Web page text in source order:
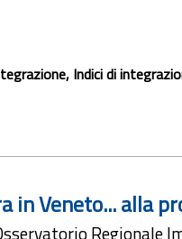
Indici di
Veneto... alla
Regionale